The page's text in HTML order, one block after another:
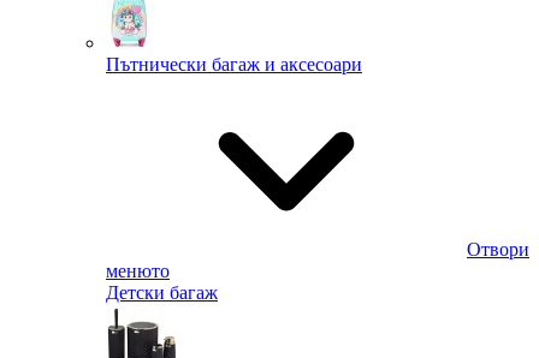
Пътнически багаж и аксесоари
Отвори
менюто
Детски багаж